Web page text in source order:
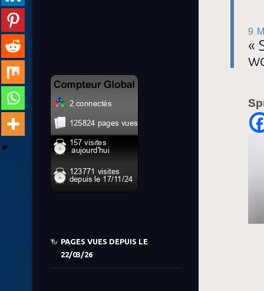
9
«
PAGES VUES DEPUIS LE
22/03/26